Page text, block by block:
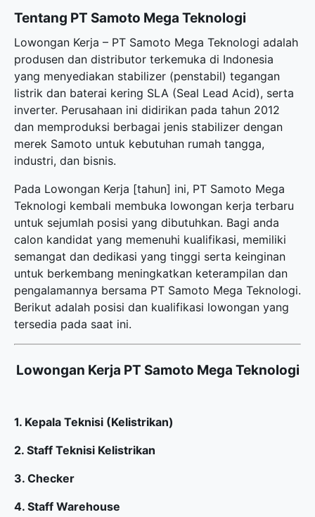
Tentang PT Samoto Mega Teknologi
Lowongan Kerja – PT Samoto Mega Teknologi adalah
produsen dan distributor terkemuka di Indonesia
yang menyediakan stabilizer (penstabil) tegangan
listrik dan baterai kering SLA (Seal Lead Acid), serta
inverter. Perusahaan ini didirikan pada tahun 2012
dan memproduksi berbagai jenis stabilizer dengan
merek Samoto untuk kebutuhan rumah tangga,
industri, dan bisnis.
Pada Lowongan Kerja [tahun] ini, PT Samoto Mega
Teknologi kembali membuka lowongan kerja terbaru
untuk sejumlah posisi yang dibutuhkan. Bagi anda
calon kandidat yang memenuhi kualifikasi, memiliki
semangat dan dedikasi yang tinggi serta keinginan
untuk berkembang meningkatkan keterampilan dan
pengalamannya bersama PT Samoto Mega Teknologi.
Berikut adalah posisi dan kualifikasi lowongan yang
tersedia pada saat ini.
Lowongan Kerja PT Samoto Mega Teknologi
1. Kepala Teknisi (Kelistrikan)
2. Staff Teknisi Kelistrikan
3. Checker
4. Staff Warehouse